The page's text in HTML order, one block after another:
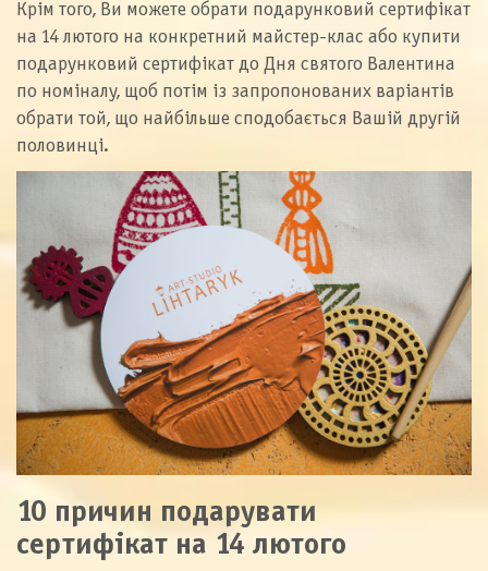
Крім того, Ви можете обрати подарунковий сертифікат
на 14 лютого на конкретний майстер-клас або купити
подарунковий сертифікат до Дня святого Валентина
по номіналу, щоб потім із запропонованих варіантів
обрати той, що найбільше сподобається Вашій другій
половинці.
10 причин подарувати
сертифікат на 14 лютого